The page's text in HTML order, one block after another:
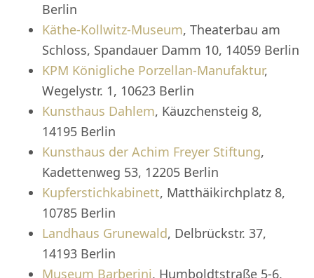
Berlin
Käthe-Kollwitz-Museum, Theaterbau am
Schloss, Spandauer Damm 10, 14059 Berlin
KPM Königliche Porzellan-Manufaktur,
Wegelystr. 1, 10623 Berlin
Kunsthaus Dahlem, Käuzchensteig 8,
14195 Berlin
Kunsthaus der Achim Freyer Stiftung,
Kadettenweg 53, 12205 Berlin
Kupferstichkabinett, Matthäikirchplatz 8,
10785 Berlin
Landhaus Grunewald, Delbrückstr. 37,
14193 Berlin
Museum Barberini, Humboldtstraße 5-6,